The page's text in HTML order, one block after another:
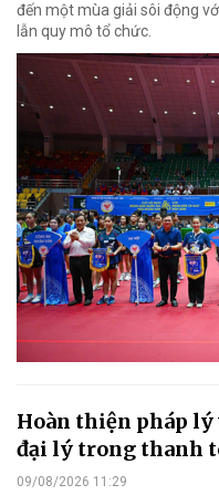
đến một mùa giải sôi động
lẫn quy mô tổ chức.
Hoàn thiện pháp
đại lý trong thanh
09/08/2026 11:29